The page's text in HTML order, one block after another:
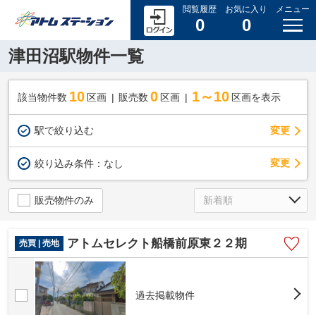
閲覧履歴
0
お気に入り
0
メニュー
津田沼駅物件一覧
該当物件数 10 区画 販売数 0 区画 1～10 区画を表示
駅で絞り込む 変更
絞り込み条件： なし 変更
販売物件のみ
売買 | 売地 アトムセレクト船橋前原東２２期
過去掲載物件